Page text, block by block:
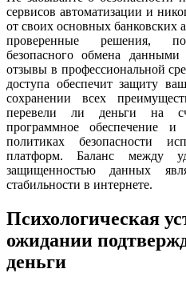
сервисов автоматизации и
от своих основных банковских
проверенные решения,
безопасного обмена
отзывы в профессиональной
доступа обеспечит защиту
сохранении всех
перевели ли деньги на
программное обеспечение
политиках безопасности
платформ. Баланс между
защищенностью данных
стабильности в интернете.
Психологическая
ожидании
деньги